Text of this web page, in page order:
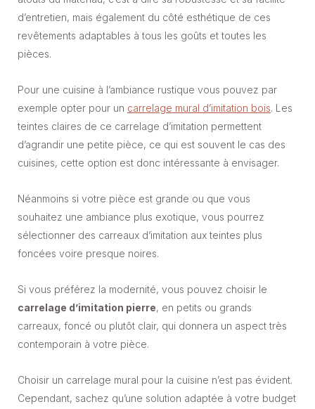
d’entretien, mais également du côté esthétique de ces
revêtements adaptables à tous les goûts et toutes les
pièces.
Pour une cuisine à l’ambiance rustique vous pouvez par
exemple opter pour un carrelage mural d’imitation bois. Les
teintes claires de ce carrelage d’imitation permettent
d’agrandir une petite pièce, ce qui est souvent le cas des
cuisines, cette option est donc intéressante à envisager.
Néanmoins si votre pièce est grande ou que vous
souhaitez une ambiance plus exotique, vous pourrez
sélectionner des carreaux d’imitation aux teintes plus
foncées voire presque noires.
Si vous préférez la modernité, vous pouvez choisir le
carrelage d’imitation pierre, en petits ou grands
carreaux, foncé ou plutôt clair, qui donnera un aspect très
contemporain à votre pièce.
Choisir un carrelage mural pour la cuisine n’est pas évident.
Cependant, sachez qu’une solution adaptée à votre budget